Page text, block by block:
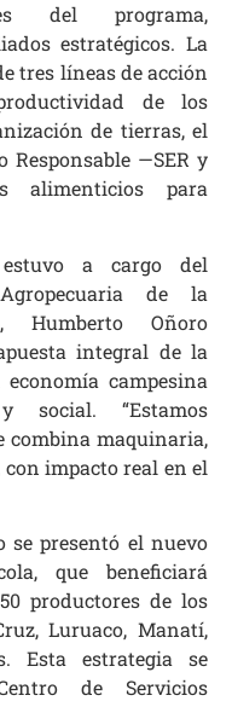
del programa,
estratégicos. La
tres líneas de acción
de los
de tierras, el
Responsable —SER y
alimenticios para
a cargo del
de la
Humberto Oñoro
integral de la
campesina
social. “Estamos
combina maquinaria,
impacto real en el
se presentó el nuevo
que beneficiará
productores de los
Luruaco, Manatí,
Esta estrategia se
de Servicios